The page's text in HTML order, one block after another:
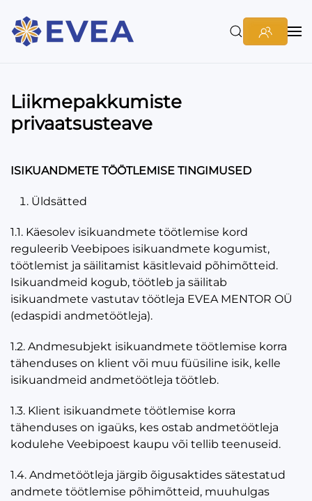
Liikmepakkumiste
privaatsusteave
ISIKUANDMETE TÖÖTLEMISE TINGIMUSED
Üldsätted
1.1. Käesolev isikuandmete töötlemise kord
reguleerib Veebipoes isikuandmete kogumist,
töötlemist ja säilitamist käsitlevaid põhimõtteid.
Isikuandmeid kogub, töötleb ja säilitab
isikuandmete vastutav töötleja EVEA MENTOR OÜ
(edaspidi andmetöötleja).
1.2. Andmesubjekt isikuandmete töötlemise korra
tähenduses on klient või muu füüsiline isik, kelle
isikuandmeid andmetöötleja töötleb.
1.3. Klient isikuandmete töötlemise korra
tähenduses on igaüks, kes ostab andmetöötleja
kodulehe Veebipoest kaupu või tellib teenuseid.
1.4. Andmetöötleja järgib õigusaktides sätestatud
andmete töötlemise põhimõtteid, muuhulgas